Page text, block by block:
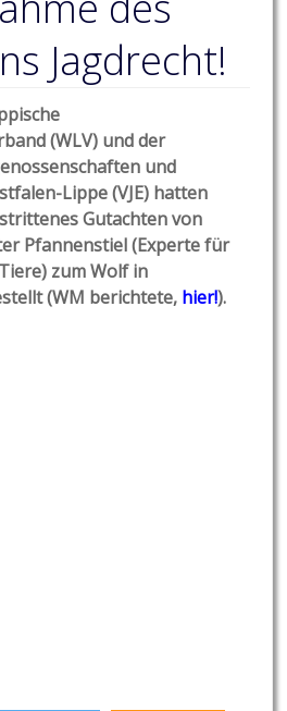
Jagdrecht!
(WLV) und der
und
Lippe (VJE) hatten
Gutachten von
Pfannenstiel (Experte für
zum Wolf in
(WM berichtete, hier!).